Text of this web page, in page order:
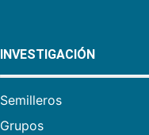
INVESTIGACIÓN
Semilleros
Grupos